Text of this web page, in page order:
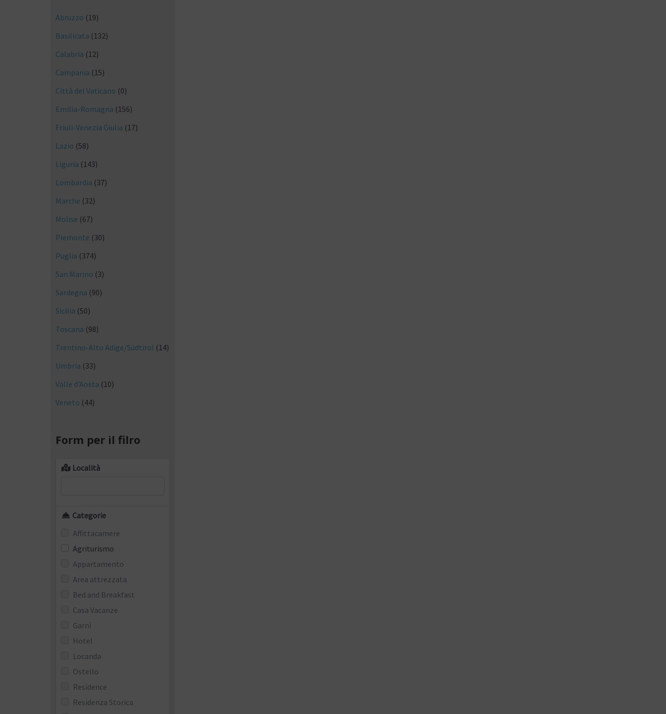
Abruzzo (19)
Basilicata (132)
Calabria (12)
Campania (15)
Città del Vaticano (0)
Emilia-Romagna (156)
Friuli-Venezia Giulia (17)
Lazio (58)
Liguria (143)
Lombardia (37)
Marche (32)
Molise (67)
Piemonte (30)
Puglia (374)
San Marino (3)
Sardegna (90)
Sicilia (50)
Toscana (98)
Trentino-Alto Adige/Südtirol (14)
Umbria (33)
Valle d'Aosta (10)
Veneto (44)
Form per il filro
Località
Categorie
Affittacamere
Agriturismo
Appartamento
Area attrezzata
Bed and Breakfast
Casa Vacanze
Garnì
Hotel
Locanda
Ostello
Residence
Residenza Storica